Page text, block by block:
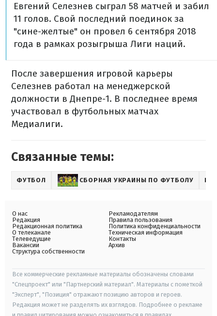
Евгений Селезнев сыграл 58 матчей и забил
11 голов. Свой последний поединок за
"сине-желтые" он провел 6 сентября 2018
года в рамках розыгрыша Лиги наций.
После завершения игровой карьеры
Селезнев работал на менеджерской
должности в Днепре-1. В последнее время
участвовал в футбольных матчах
Медиалиги.
Связанные темы:
ФУТБОЛ СБОРНАЯ УКРАИНЫ ПО ФУТБОЛУ
О нас
Редакция
Редакционная политика
О телеканале
Телеведущие
Вакансии
Структура собственности
Рекламодателям
Правила пользования
Политика конфиденциальности
Техническая информация
Контакты
Архив
Все коммерческие рекламные материалы обозначены словами
"Спецпроект" или "Партнерский материал". Материалы с пометкой
"Эксперт", "Позиция" отражают позицию авторов и героев.
Редакция может не разделять их взглядов. Подробнее о рекламе